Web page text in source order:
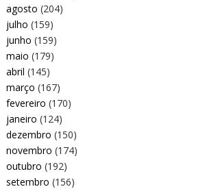
agosto (204)
julho (159)
junho (159)
maio (179)
abril (145)
março (167)
fevereiro (170)
janeiro (124)
dezembro (150)
novembro (174)
outubro (192)
setembro (156)